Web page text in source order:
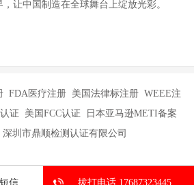
让中国制造在全球舞台上绽放光彩。
FDA医疗注册 美国法律标注册 WEEE注
证 美国FCC认证 日本亚马逊METI备案
深圳市鼎顺检测认证有限公司
短信 拔打电话 17687323445